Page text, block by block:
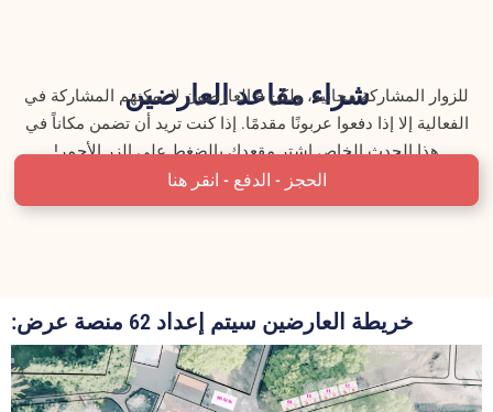
شراء مقاعد العارضين للزوار المشاركة مجانية، ولكنa العارضون لا يمكنهم المشاركة في
الفعالية إلا إذا دفعوا عربونًا مقدمًا. إذا كنت تريد أن تضمن مكاناً في
هذا الحدث الخاصاشتر مقعدك بالضغط على الزر الأحمر!
الحجز - الدفع - انقر هنا
خريطة العارضين سيتم إعداد 62 منصة عرض: